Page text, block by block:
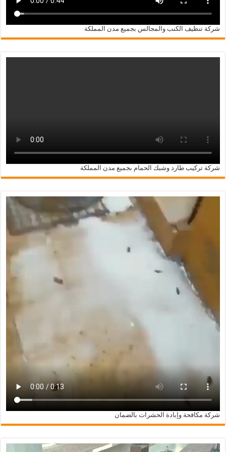
شركة تنظيف الكنب والمجالس بجميع مدن المملكة
شركة تركيب طارد وشبك الحمام بجميع مدن المملكة
شركة مكافحة وإبادة الحشرات بالضمان